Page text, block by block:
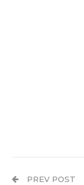
PREV POST